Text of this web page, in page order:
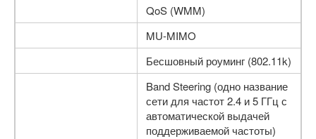
QoS (WMM)
MU-MIMO
Бесшовный роуминг (802.11k)
Band Steering (одно название
сети для частот 2.4 и 5 ГГц с
автоматической выдачей
поддерживаемой частоты)